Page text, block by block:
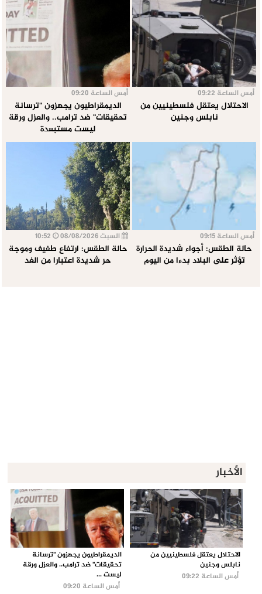
أمس الساعة 09:22
الاحتلال يعتقل فلسطينيين من
نابلس وجنين
أمس الساعة 09:20
الديمقراطيون يجهزون "ترسانة
تحقيقات" ضد ترامب.. والعزل ورقة
ليست مستبعدة
أمس الساعة 09:15
حالة الطقس: أجواء شديدة الحرارة
تؤثر على البلاد بدءا من اليوم
السبت 08/08/2026
حالة الطقس: ارتفاع طفيف وموجة
حر شديدة اعتبارا من الغد
الأخبار
الاحتلال يعتقل فلسطينيين من
نابلس وجنين
أمس الساعة 09:22
الديمقراطيون يجهزون "ترسانة
تحقيقات" ضد ترامب.. والعزل ورقة
ليست ...
أمس الساعة 09:20